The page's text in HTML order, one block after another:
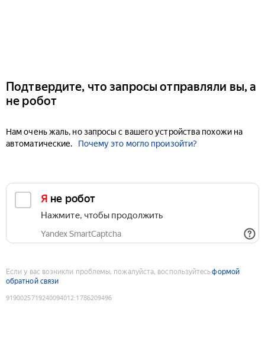
Подтвердите, что запросы отправляли вы, а
не робот
Нам очень жаль, но запросы с вашего устройства похожи на
автоматические.
Почему это могло произойти?
Я не робот
Нажмите, чтобы продолжить
Yandex SmartCaptcha
Если у вас возникли проблемы, пожалуйста, воспользуйтесьформой
обратной связи
9190025719240094012:1786209496